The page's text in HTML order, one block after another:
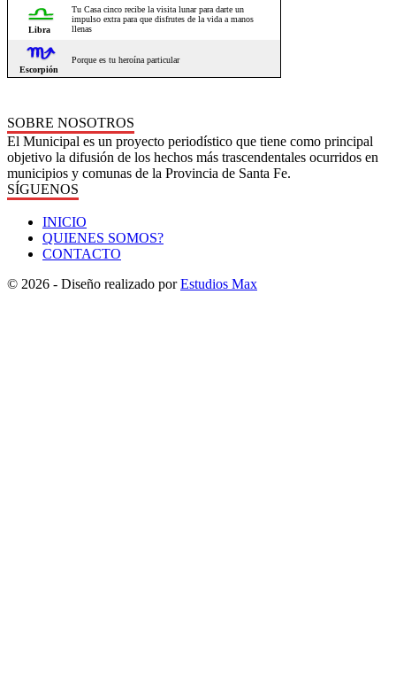
SOBRE NOSOTROS
El Municipal es un proyecto periodístico que tiene como principal
objetivo la difusión de los hechos más trascendentales ocurridos en
municipios y comunas de la Provincia de Santa Fe.
SÍGUENOS
INICIO
QUIENES SOMOS?
CONTACTO
© 2026 - Diseño realizado porEstudios Max